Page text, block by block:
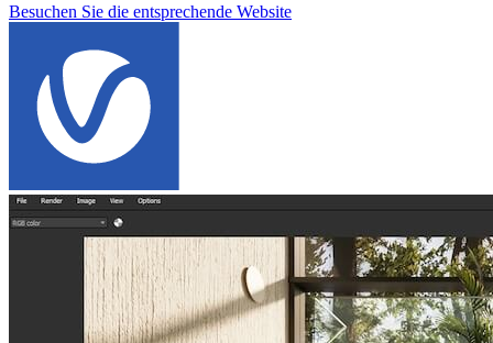
Besuchen Sie die entsprechende Website